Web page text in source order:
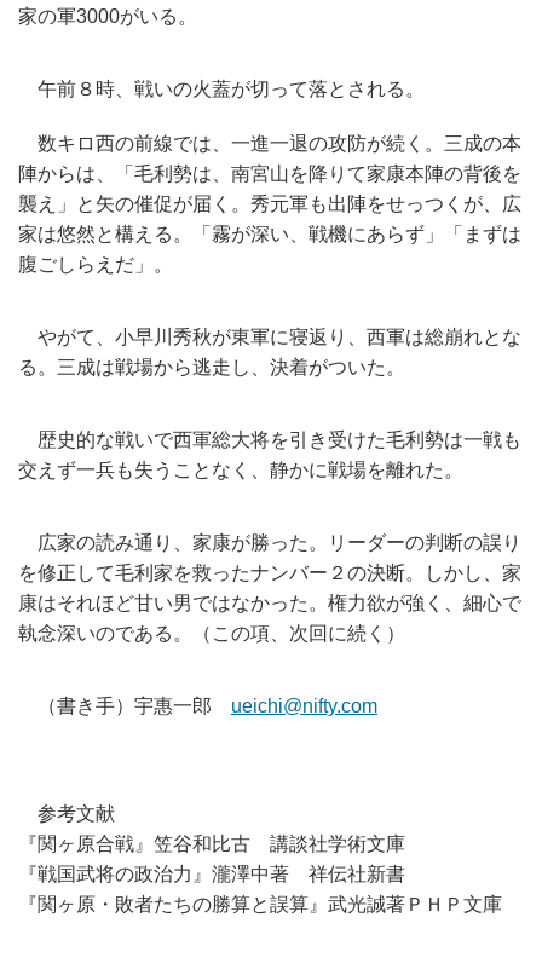
家の軍3000がいる。
午前８時、戦いの火蓋が切って落とされる。
数キロ西の前線では、一進一退の攻防が続く。三成の本
陣からは、
「毛利勢は、南宮山を降りて家康本陣の背後を
襲え」
と矢の催促が届く。秀元軍も出陣をせっつくが、
広
家は悠然と構える。「霧が深い、戦機にあらず」「 まずは
腹ごしらえだ」。
やがて、小早川秀秋が東軍に寝返り、西軍は総崩れとな
る。 三成は戦場から逃走し、決着がついた。
歴史的な戦いで西軍総大将を引き受けた毛利勢は一戦も
交えず一兵も失うことなく、静かに戦場を離れた。
広家の読み通り、家康が勝った。
リーダーの判断の誤り
を修正して毛利家を救ったナンバー２の決断。しかし、家
康はそれほど甘い男ではなかった。権力欲が強く、細心で
執念深いのである。（この項、次回に続く）
（書き手）宇惠一郎 ueichi@nifty.com
参考文献
『関ヶ原合戦』笠谷和比古 講談社学術文庫
『戦国武将の政治力』瀧澤中著 祥伝社新書
『関ヶ原・敗者たちの勝算と誤算』武光誠著ＰＨＰ文庫